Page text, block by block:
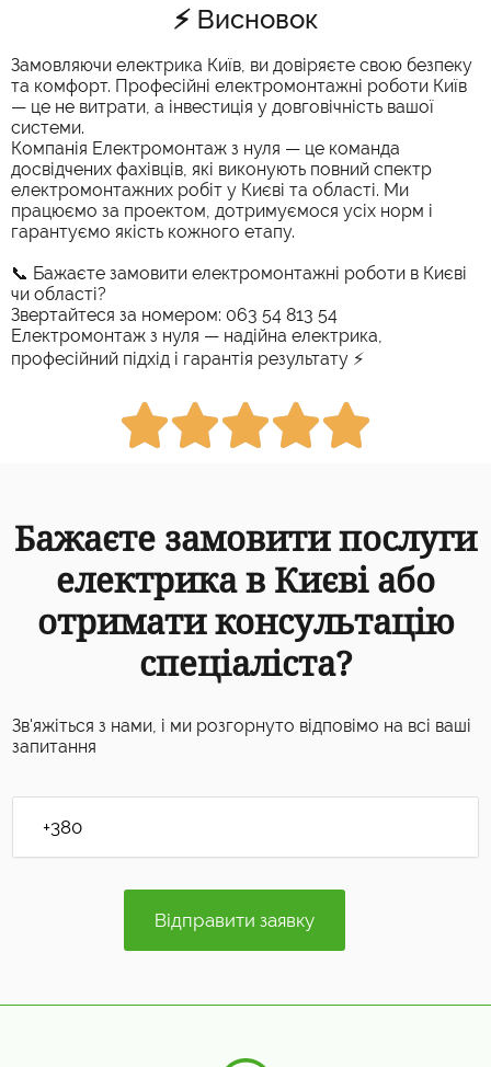
⚡ Висновок
Замовляючи електрика Київ, ви довіряєте свою безпеку
та комфорт. Професійні електромонтажні роботи Київ
— це не витрати, а інвестиція у довговічність вашої
системи.
Компанія Електромонтаж з нуля — це команда
досвідчених фахівців, які виконують повний спектр
електромонтажних робіт у Києві та області. Ми
працюємо за проектом, дотримуємося усіх норм і
гарантуємо якість кожного етапу.
📞 Бажаєте замовити електромонтажні роботи в Києві
чи області?
Звертайтеся за номером: 063 54 813 54
Електромонтаж з нуля — надійна електрика,
професійний підхід і гарантія результату ⚡

Бажаєте замовити послуги
електрика в Києві або
отримати консультацію
спеціаліста?
Зв'яжіться з нами, і ми розгорнуто відповімо на всі ваші
запитання